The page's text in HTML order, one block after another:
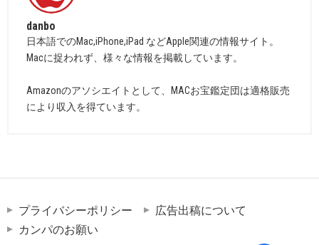
danbo
日本語でのMac,iPhone,iPad などApple関連の情報サイト。
Macに捉われず、様々な情報を掲載しています。
Amazonのアソシエイトとして、MACお宝鑑定団は適格販売
により収入を得ています。
プライバシーポリシー
広告出稿について
カンパのお願い